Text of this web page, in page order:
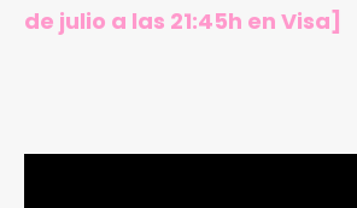
de julio a las 21:45h en Visa]